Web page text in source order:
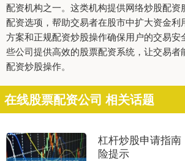
配资机构之一。这类机构提供网络炒股配资
配资选项，帮助交易者在股市中扩大资金利
方案和正规配资炒股操作确保用户的交易安
些公司提供高效的股票配资系统，让交易者
配资炒股操作。
在线股票配资公司 相关话题
杠杆炒股申请指
险提示